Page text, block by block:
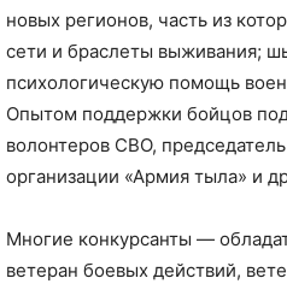
новых регионов, часть из
сети и браслеты выживания;
психологическую помощь
Опытом поддержки бойцов
волонтеров СВО,
организации «Армия тыла» и
Многие конкурсанты —
ветеран боевых действий,